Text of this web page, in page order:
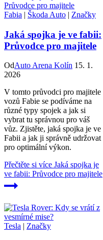
Fabia | Škoda Auto | Značky
Jaká spojka je ve fabii:
Průvodce pro majitele
OdAuto Arena Kolín 15. 1.
2026
V tomto průvodci pro majitele
vozů Fabie se podíváme na
různé typy spojek a jak si
vybrat tu správnou pro váš
vůz. Zjistěte, jaká spojka je ve
Fabii a jak ji správně udržovat
pro optimální výkon.
Přečtěte si více Jaká spojka je
ve fabii: Průvodce pro majitele
Tesla | Značky